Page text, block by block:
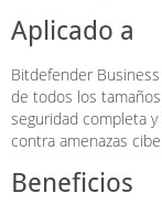
Aplicado a
Bitdefender
de todos los
seguridad completa
contra amenazas
Beneficios